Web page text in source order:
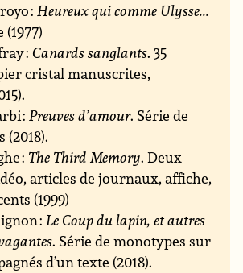
:Heureux qui comme Ulysse...
: Canards sanglants. 35
cristal manuscrites,
:Preuves d’amour. Série de
: The Third Memory. Deux
articles de journaux, affiche,
(1999)
:Le Coup du lapin, et autres
. Série de monotypes sur
d’un texte (2018).